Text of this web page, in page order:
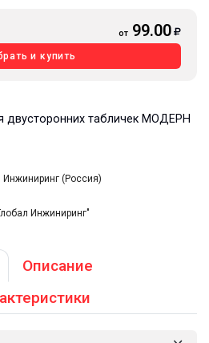
от 99.00
и купить
двусторонних табличек МОДЕРН
Инжиниринг (Россия)
Инжиниринг"
Описание